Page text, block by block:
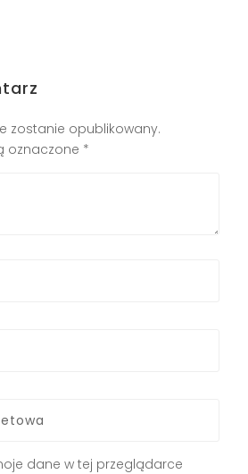
zostanie opublikowany.
oznaczone *
dane w tej przeglądarce